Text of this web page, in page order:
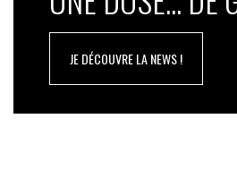
JE DÉCOUVRE LA NEWS !